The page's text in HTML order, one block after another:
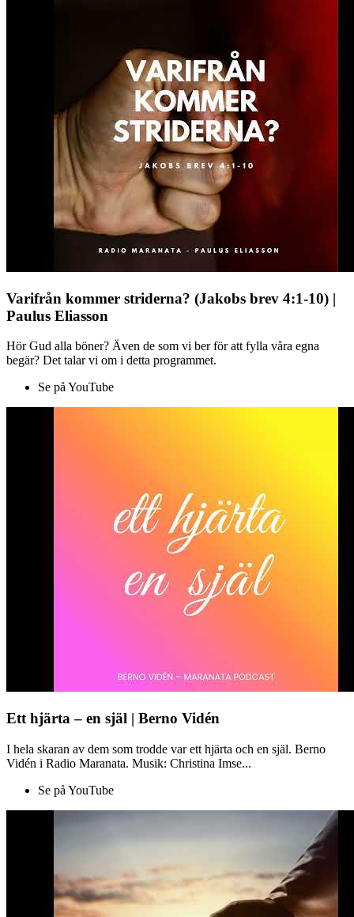
Varifrån kommer striderna? (Jakobs brev 4:1-10) |
Paulus Eliasson
Hör Gud alla böner? Även de som vi ber för att fylla våra egna
begär? Det talar vi om i detta programmet.
Se på YouTube
Ett hjärta – en själ | Berno Vidén
I hela skaran av dem som trodde var ett hjärta och en själ. Berno
Vidén i Radio Maranata. Musik: Christina Imse...
Se på YouTube